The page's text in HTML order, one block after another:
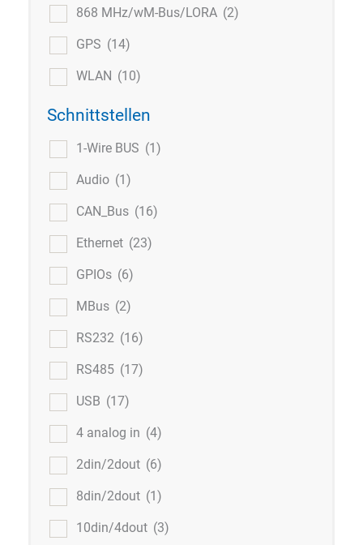
868 MHz/wM-Bus/LORA (2)
GPS (14)
WLAN (10)
Schnittstellen
1-Wire BUS (1)
Audio (1)
CAN_Bus (16)
Ethernet (23)
GPIOs (6)
MBus (2)
RS232 (16)
RS485 (17)
USB (17)
4 analog in (4)
2din/2dout (6)
8din/2dout (1)
10din/4dout (3)